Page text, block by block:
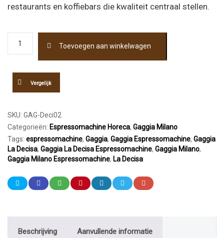
restaurants en koffiebars die kwaliteit centraal stellen.
Decisa
Toevoegen aan winkelwagen
Vergelijk
SKU: GAG-Deci02
Categorieën: Espressomachine Horeca, Gaggia Milano
Tags: espressomachine, Gaggia, Gaggia Espressomachine, Gaggia
La Decisa, Gaggia La Decisa Espressomachine, Gaggia Milano,
Gaggia Milano Espressomachine, La Decisa
Beschrijving Aanvullende informatie